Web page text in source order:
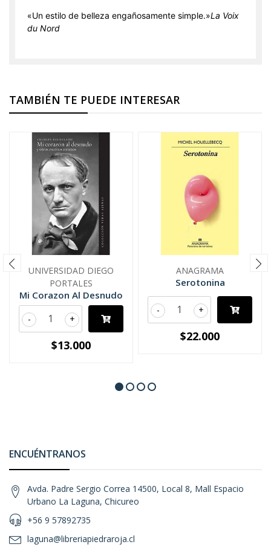
«Un estilo de belleza engañosamente simple.»La Voix
du Nord
TAMBIÉN TE PUEDE INTERESAR
UNIVERSIDAD DIEGO
PORTALES
Mi Corazon Al Desnudo
+
-
$13.000
ANAGRAMA
Serotonina
+
-
$22.000
ENCUÉNTRANOS
Avda. Padre Sergio Correa 14500, Local 8, Mall Espacio
Urbano La Laguna, Chicureo
+56 9 57892735
laguna@libreriapiedraroja.cl